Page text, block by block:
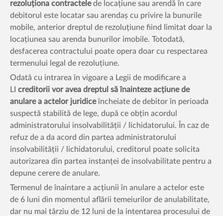
rezoluționa contractele de locațiune sau arendă în care
debitorul este locatar sau arendaș cu privire la bunurile
mobile, anterior dreptul de rezoluțiune fiind limitat doar la
locațiunea sau arenda bunurilor imobile. Totodată,
desfacerea contractului poate opera doar cu respectarea
termenului legal de rezoluțiune.
Odată cu intrarea în vigoare a Legii de modificare a
LI creditorii vor avea dreptul să înainteze acțiune de
anulare a actelor juridice încheiate de debitor în perioada
suspectă stabilită de lege, după ce obțin acordul
administratorului insolvabilității / lichidatorului. În caz de
refuz de a da acord din partea administratorului
insolvabilității / lichidatorului, creditorul poate solicita
autorizarea din partea instanței de insolvabilitate pentru a
depune cerere de anulare.
Termenul de înaintare a acțiunii în anulare a actelor este
de 6 luni din momentul aflării temeiurilor de anulabilitate,
dar nu mai târziu de 12 luni de la intentarea procesului de